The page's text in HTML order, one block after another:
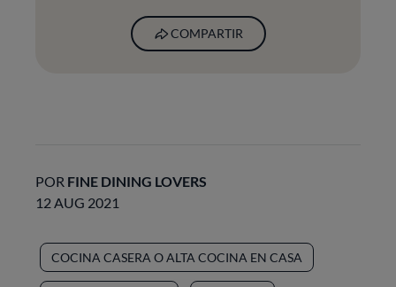
COMPARTIR
POR FINE DINING LOVERS
12 AUG 2021
COCINA CASERA O ALTA COCINA EN CASA